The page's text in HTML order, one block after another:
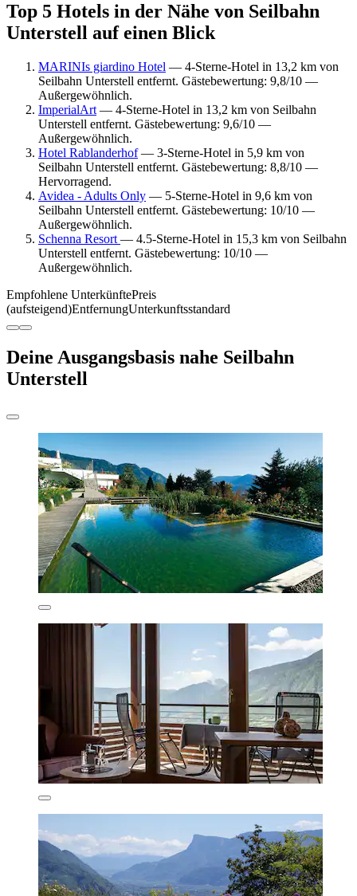
Top 5 Hotels in der Nähe von Seilbahn
Unterstell auf einen Blick
MARINIs giardino Hotel — 4-Sterne-Hotel in 13,2 km von
Seilbahn Unterstell entfernt. Gästebewertung: 9,8/10 —
Außergewöhnlich.
ImperialArt — 4-Sterne-Hotel in 13,2 km von Seilbahn
Unterstell entfernt. Gästebewertung: 9,6/10 —
Außergewöhnlich.
Hotel Rablanderhof— 3-Sterne-Hotel in 5,9 km von
Seilbahn Unterstell entfernt. Gästebewertung: 8,8/10 —
Hervorragend.
Avidea - Adults Only — 5-Sterne-Hotel in 9,6 km von
Seilbahn Unterstell entfernt. Gästebewertung: 10/10 —
Außergewöhnlich.
Schenna Resort — 4.5-Sterne-Hotel in 15,3 km von Seilbahn
Unterstell entfernt. Gästebewertung: 10/10 —
Außergewöhnlich.
Empfohlene UnterkünftePreis
(aufsteigend)EntfernungUnterkunftsstandard
Deine Ausgangsbasis nahe Seilbahn
Unterstell